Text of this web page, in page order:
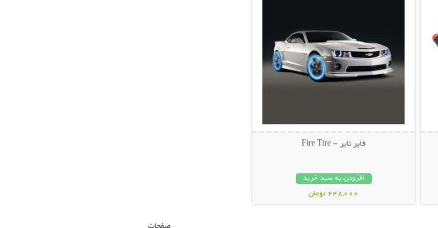
فایر تایر - Fire Tire
افزودن به سبد خرید
248,000 تومان